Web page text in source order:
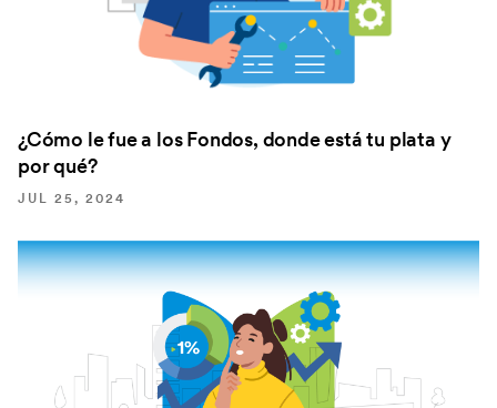
¿Cómo le fue a los Fondos, donde está tu plata y
por qué?
JUL 25, 2024